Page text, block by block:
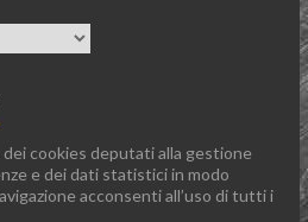
cookies deputati alla gestione
e dei dati statistici in modo
acconsenti all’uso di tutti i